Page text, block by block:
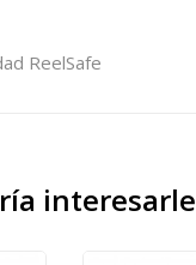
ReelSafe
interesarle